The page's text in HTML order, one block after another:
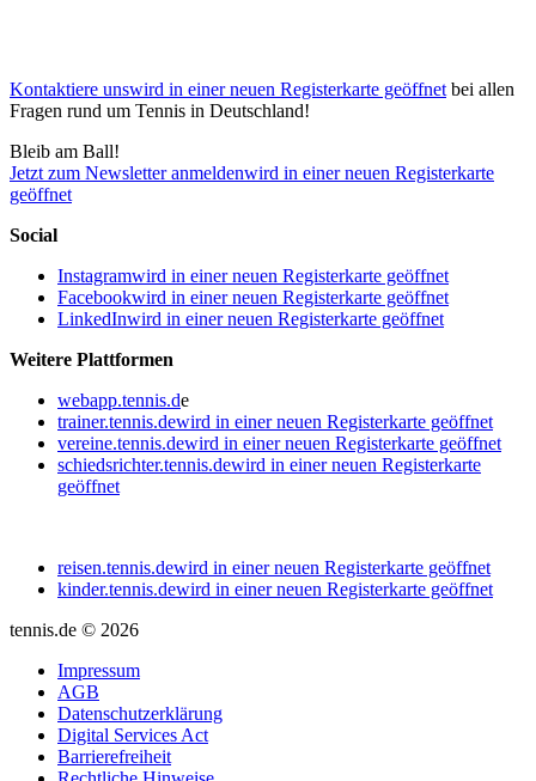
Kontaktiere unswird in einer neuen Registerkarte geöffnet bei allen
Fragen rund um Tennis in Deutschland!
Bleib am Ball!
Jetzt zum Newsletter anmeldenwird in einer neuen Registerkarte
geöffnet
Social
Instagramwird in einer neuen Registerkarte geöffnet
Facebookwird in einer neuen Registerkarte geöffnet
LinkedInwird in einer neuen Registerkarte geöffnet
Weitere Plattformen
webapp.tennis.de
trainer.tennis.dewird in einer neuen Registerkarte geöffnet
vereine.tennis.dewird in einer neuen Registerkarte geöffnet
schiedsrichter.tennis.dewird in einer neuen Registerkarte
geöffnet
reisen.tennis.dewird in einer neuen Registerkarte geöffnet
kinder.tennis.dewird in einer neuen Registerkarte geöffnet
tennis.de © 2026
Impressum
AGB
Datenschutzerklärung
Digital Services Act
Barrierefreiheit